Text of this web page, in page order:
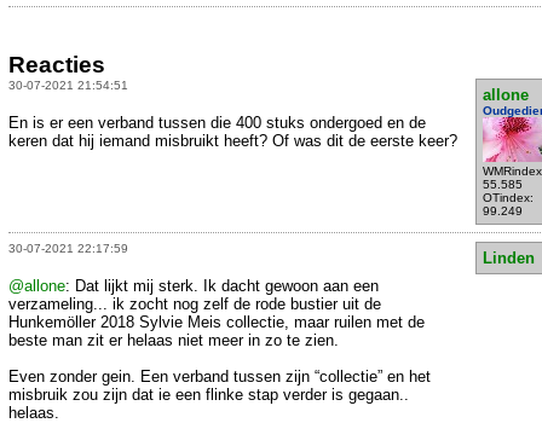
Reacties
30-07-2021 21:54:51
allone
55.585
OTindex:
99.249
En is er een verband tussen die 400 stuks ondergoed en de
keren dat hij iemand misbruikt heeft? Of was dit de eerste keer?
30-07-2021 22:17:59
Linden
@allone: Dat lijkt mij sterk. Ik dacht gewoon aan een
verzameling... ik zocht nog zelf de rode bustier uit de
Hunkemöller 2018 Sylvie Meis collectie, maar ruilen met de
beste man zit er helaas niet meer in zo te zien.
Even zonder gein. Een verband tussen zijn “collectie” en het
misbruik zou zijn dat ie een flinke stap verder is gegaan..
helaas.